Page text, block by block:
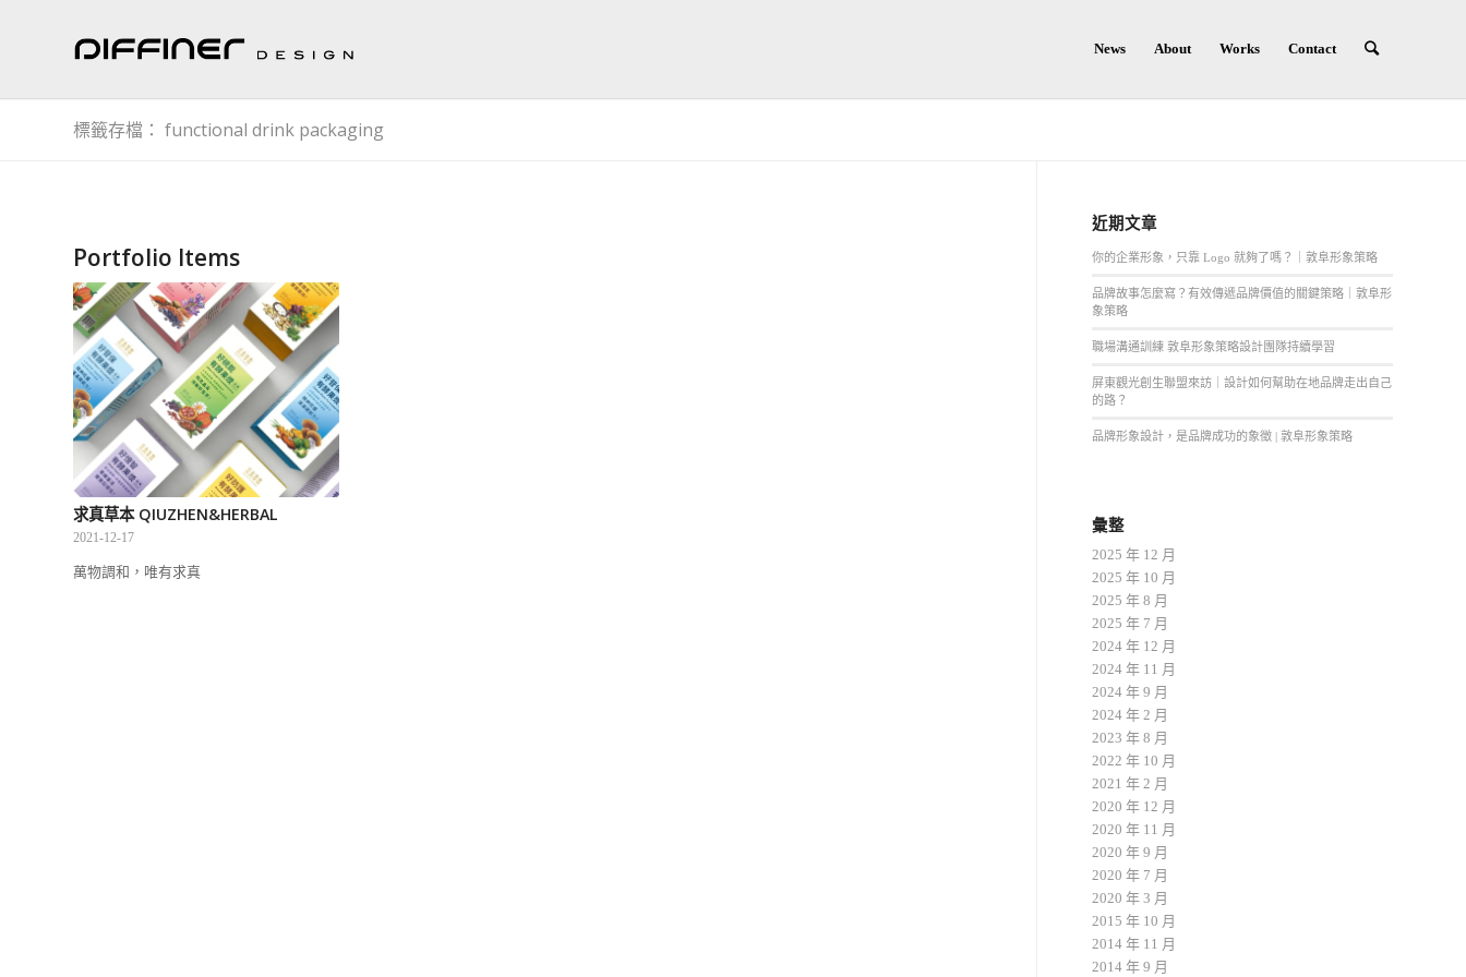
News About Works Contact
標籤存檔： functional drink packaging
Portfolio Items
求真草本 QIUZHEN&HERBAL
2021-12-17
萬物調和，唯有求真
近期文章
你的企業形象，只靠 Logo 就夠了嗎？｜敦阜形象策略
品牌故事怎麼寫？有效傳遞品牌價值的關鍵策略｜敦阜形
象策略
職場溝通訓練 敦阜形象策略設計團隊持續學習
屏東觀光創生聯盟來訪｜設計如何幫助在地品牌走出自己
的路？
品牌形象設計，是品牌成功的象徵 | 敦阜形象策略
彙整
2025 年 12 月
2025 年 10 月
2025 年 8 月
2025 年 7 月
2024 年 12 月
2024 年 11 月
2024 年 9 月
2024 年 2 月
2023 年 8 月
2022 年 10 月
2021 年 2 月
2020 年 12 月
2020 年 11 月
2020 年 9 月
2020 年 7 月
2020 年 3 月
2015 年 10 月
2014 年 11 月
2014 年 9 月